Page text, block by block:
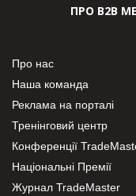
ПРО В2В
Про нас
Наша команда
Реклама на порталі
Тренінговий центр
Конференції
Національні Премії
Журнал TradeMaster